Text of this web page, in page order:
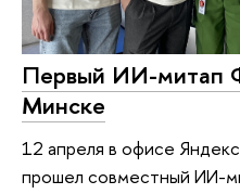
Первый ИИ-митап
Минске
12 апреля в офисе
прошел совместный ИИ-